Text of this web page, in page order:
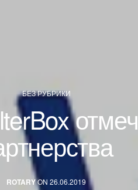
БЕЗ РУБРИКИ
ROTARYON 26.06.2019